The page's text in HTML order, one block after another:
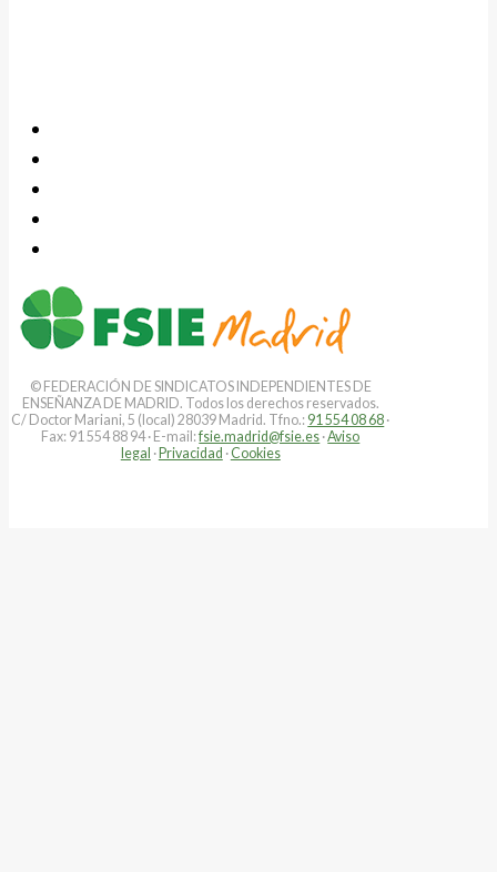
© FEDERACIÓN DE SINDICATOS INDEPENDIENTES DE
ENSEÑANZA DE MADRID. Todos los derechos reservados.
C/ Doctor Mariani, 5 (local) 28039 Madrid. Tfno.: 91 554 08 68 ·
Fax: 91 554 88 94 · E-mail:fsie.madrid@fsie.es ·Aviso
legal ·Privacidad · Cookies